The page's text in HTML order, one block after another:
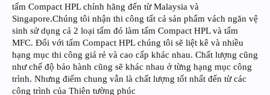
tấm Compact HPL chính hãng đến từ Malaysia và
Singapore.Chúng tôi nhận thi công tất cả sản phẩm vách ngăn vệ
sinh sử dụng cả 2 loại tấm đó làm tấm Compact HPL và tấm
MFC. Đối với tấm Compact HPL chúng tôi sẽ liệt kê và nhiều
hạng mục thi công giá rẻ và cao cấp khác nhau. Chất lượng cũng
như chế độ bảo hành cũng sẽ khác nhau ở từng hạng mục công
trình. Nhưng điểm chung vẫn là chất lượng tốt nhất đến từ các
công trình của Thiên tường phúc